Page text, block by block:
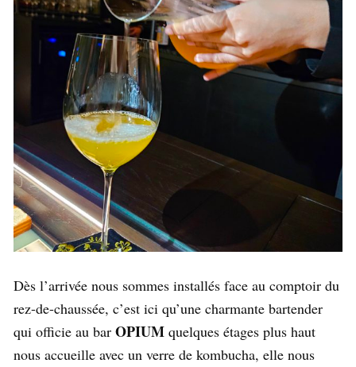
Dès l’arrivée nous sommes installés face au comptoir du
rez-de-chaussée, c’est ici qu’une charmante bartender
qui officie au bar OPIUM quelques étages plus haut
nous accueille avec un verre de kombucha, elle nous